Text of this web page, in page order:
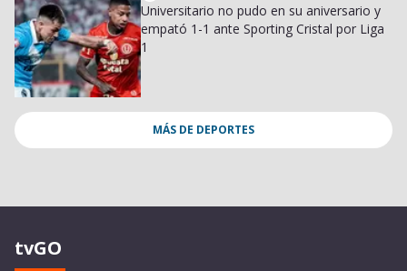
Universitario no pudo en su aniversario y
empató 1-1 ante Sporting Cristal por Liga
1
MÁS DE DEPORTES
tvGO